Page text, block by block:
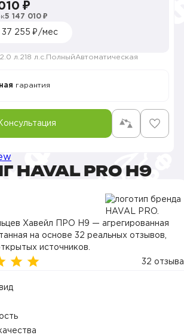
₽
5 147 010 ₽
37 255 ₽/мес
2.0 л. 218 л.с. ПолныйАвтоматическая
гарантия
HAVAL PRO H9
Хавейл ПРО H9 — агрегированная
на основе 32 реальных отзывов,
источников.
32 отзыва